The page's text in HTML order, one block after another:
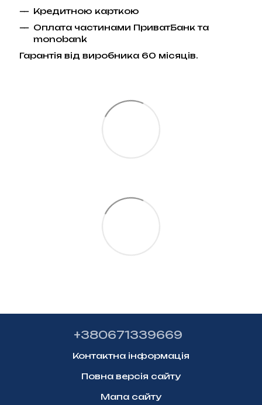
Кредитною карткою
Оплата частинами ПриватБанк та
monobank
Гарантія від виробника 60 місяців.
+380671339669
Контактна інформація
Повна версія сайту
Мапа сайту